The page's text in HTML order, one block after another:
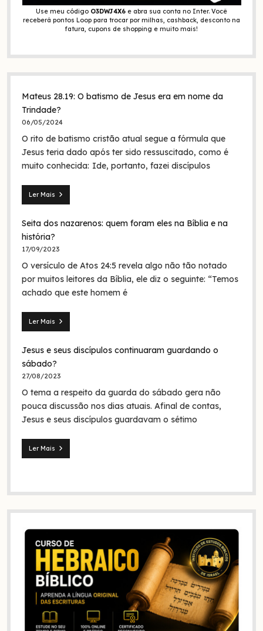
Use meu código O3DWJ4X6 e abra sua conta no Inter. Você
receberá pontos Loop para trocar por milhas, cashback, desconto na
fatura, cupons de shopping e muito mais!
Mateus 28.19: O batismo de Jesus era em nome da
Trindade?
06/05/2024
O rito de batismo cristão atual segue a fórmula que
Jesus teria dado após ter sido ressuscitado, como é
muito conhecida: Ide, portanto, fazei discípulos
Ler Mais
Mateus
O
batismo
de
era
em
nome
Seita dos nazarenos: quem foram eles na Bíblia e na
história?
17/09/2023
O versículo de Atos 24:5 revela algo não tão notado
por muitos leitores da Bíblia, ele diz o seguinte: “Temos
achado que este homem é
Ler Mais
Seita
nazarenos:
quem
foram
na
Bíblia
Jesus e seus discípulos continuaram guardando o
sábado?
27/08/2023
O tema a respeito da guarda do sábado gera não
pouca discussão nos dias atuais. Afinal de contas,
Jesus e seus discípulos guardavam o sétimo
Ler Mais
Jesus
sábado?